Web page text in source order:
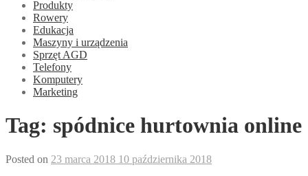
Produkty
Rowery
Edukacja
Maszyny i urządzenia
Sprzęt AGD
Telefony
Komputery
Marketing
Tag: spódnice hurtownia online
Posted on 23 marca 2018 10 października 2018